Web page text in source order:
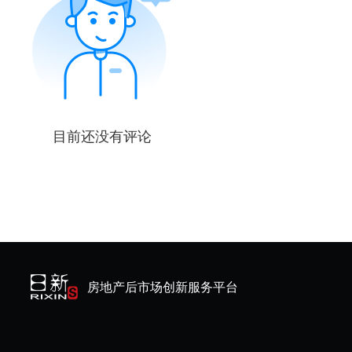
目前还没有评论
房地产后市场创新服务平台